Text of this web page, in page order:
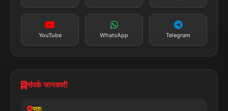
सब्सक्राइब करें
YouTube WhatsApp Telegram
संपर्क जानकारी
पता: